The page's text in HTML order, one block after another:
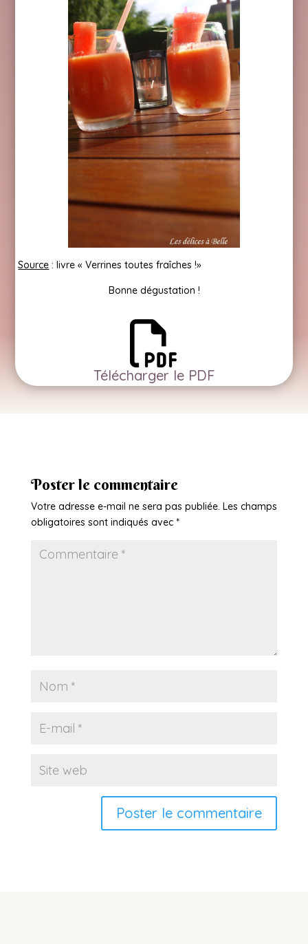
Source : livre « Verrines toutes fraîches !»
Bonne dégustation !
Télécharger le PDF
Poster le commentaire
Votre adresse e-mail ne sera pas publiée. Les champs
obligatoires sont indiqués avec *